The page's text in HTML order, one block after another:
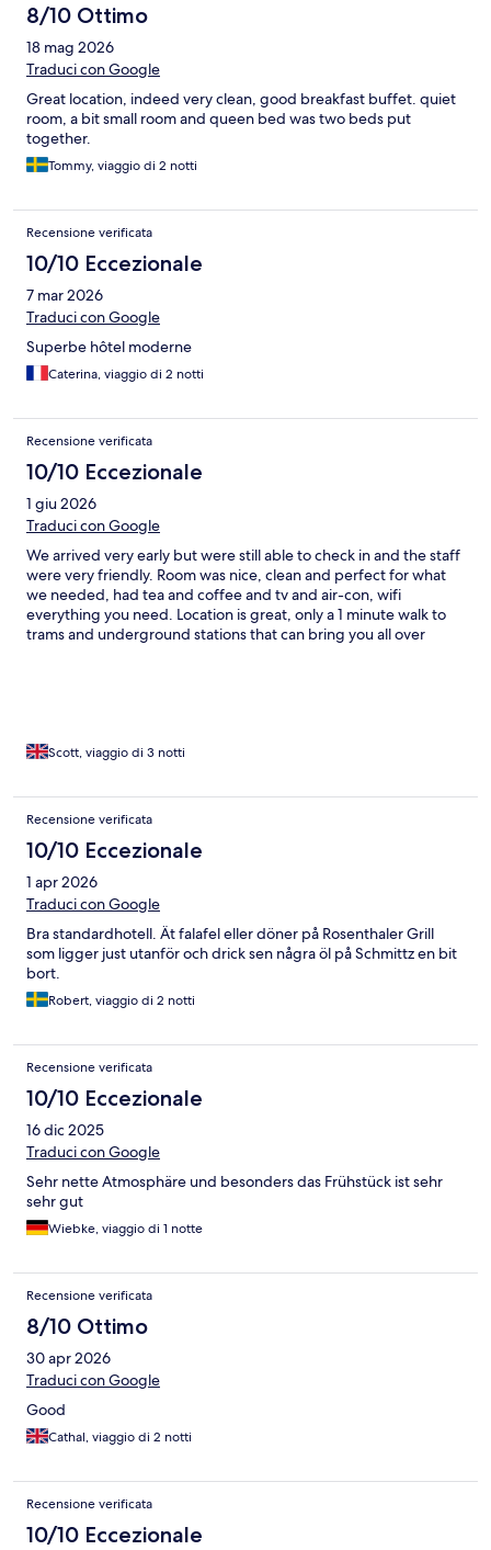
8/10 Ottimo
18 mag 2026
Traduci con Google
Great location, indeed very clean, good breakfast buffet. quiet
room, a bit small room and queen bed was two beds put
together.
Tommy, viaggio di 2 notti
Recensione verificata
10/10 Eccezionale
7 mar 2026
Traduci con Google
Superbe hôtel moderne
Caterina, viaggio di 2 notti
Recensione verificata
10/10 Eccezionale
1 giu 2026
Traduci con Google
We arrived very early but were still able to check in and the staff
were very friendly. Room was nice, clean and perfect for what
we needed, had tea and coffee and tv and air-con, wifi
everything you need. Location is great, only a 1 minute walk to
trams and underground stations that can bring you all over
Scott, viaggio di 3 notti
Recensione verificata
10/10 Eccezionale
1 apr 2026
Traduci con Google
Bra standardhotell. Ät falafel eller döner på Rosenthaler Grill
som ligger just utanför och drick sen några öl på Schmittz en bit
bort.
Robert, viaggio di 2 notti
Recensione verificata
10/10 Eccezionale
16 dic 2025
Traduci con Google
Sehr nette Atmosphäre und besonders das Frühstück ist sehr
sehr gut
Wiebke, viaggio di 1 notte
Recensione verificata
8/10 Ottimo
30 apr 2026
Traduci con Google
Good
Cathal, viaggio di 2 notti
Recensione verificata
10/10 Eccezionale